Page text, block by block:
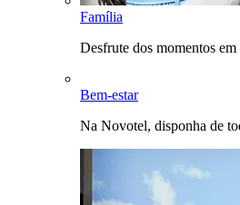
Família
Desfrute dos momentos
Bem-estar
Na Novotel, disponha de